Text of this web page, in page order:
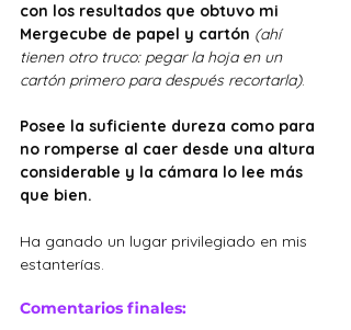
con los resultados que obtuvo mi
Mergecube de papel y cartón (ahí
tienen otro truco: pegar la hoja en un
cartón primero para después recortarla).
Posee la suficiente dureza como para
no romperse al caer desde una altura
considerable y la cámara lo lee más
que bien.
Ha ganado un lugar privilegiado en mis
estanterías.
Comentarios finales: